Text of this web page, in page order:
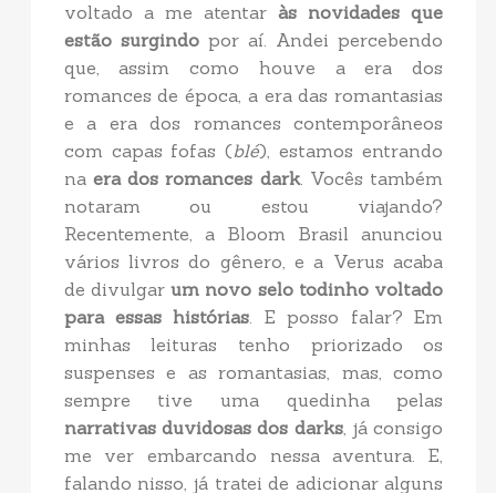
voltado a me atentar às novidades que
estão surgindopor aí. Andei percebendo
que, assim como houve a era dos
romances de época, a era das romantasias
e a era dos romances contemporâneos
com capas fofas (blé), estamos entrando
na era dos romances dark. Vocês também
notaram ou estou viajando?
Recentemente, a Bloom Brasil anunciou
vários livros do gênero, e a Verus acaba
de divulgarum novo selo todinho voltado
para essas histórias. E posso falar? Em
minhas leituras tenho priorizado os
suspenses e as romantasias, mas, como
sempre tive uma quedinha pelas
narrativas duvidosas dos darks, já consigo
me ver embarcando nessa aventura. E,
falando nisso, já tratei de adicionar alguns